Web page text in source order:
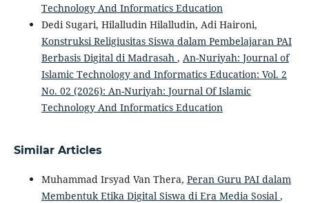
Technology And Informatics Education
Dedi Sugari, Hilalludin Hilalludin, Adi Haironi,
Konstruksi Religiusitas Siswa dalam Pembelajaran PAI
Berbasis Digital di Madrasah , An-Nuriyah: Journal of
Islamic Technology and Informatics Education: Vol. 2
No. 02 (2026): An-Nuriyah: Journal Of Islamic
Technology And Informatics Education
Similar Articles
Muhammad Irsyad Van Thera, Peran Guru PAI dalam
Membentuk Etika Digital Siswa di Era Media Sosial ,